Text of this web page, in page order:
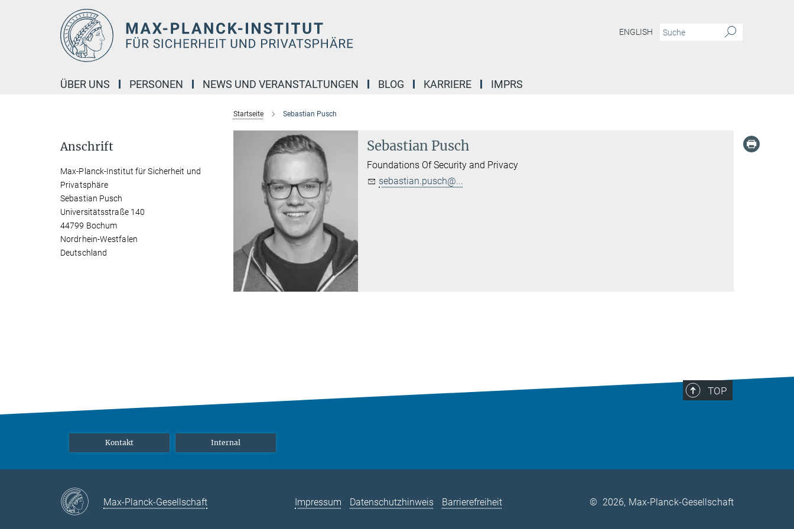
ENGLISH
ÜBER UNS PERSONEN NEWS UND VERANSTALTUNGEN BLOG KARRIERE IMPRS
Startseite Sebastian Pusch
Sebastian Pusch
Foundations Of Security and Privacy
sebastian.pusch@...
Anschrift
Max-Planck-Institut für Sicherheit und
Privatsphäre
Sebastian Pusch
Universitätsstraße 140
44799 Bochum
Nordrhein-Westfalen
Deutschland
TOP
Kontakt Internal
Max-Planck-Gesellschaft Impressum Datenschutzhinweis Barrierefreiheit © 2026, Max-Planck-Gesellschaft